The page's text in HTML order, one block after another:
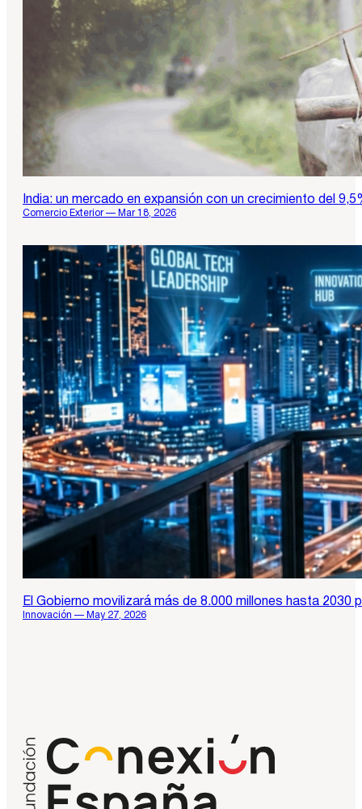
India: un mercado en expansión con un crecimiento del
Comercio Exterior — Mar 18, 2026
El Gobierno movilizará más de 8.000 millones hasta
Innovación — May 27, 2026